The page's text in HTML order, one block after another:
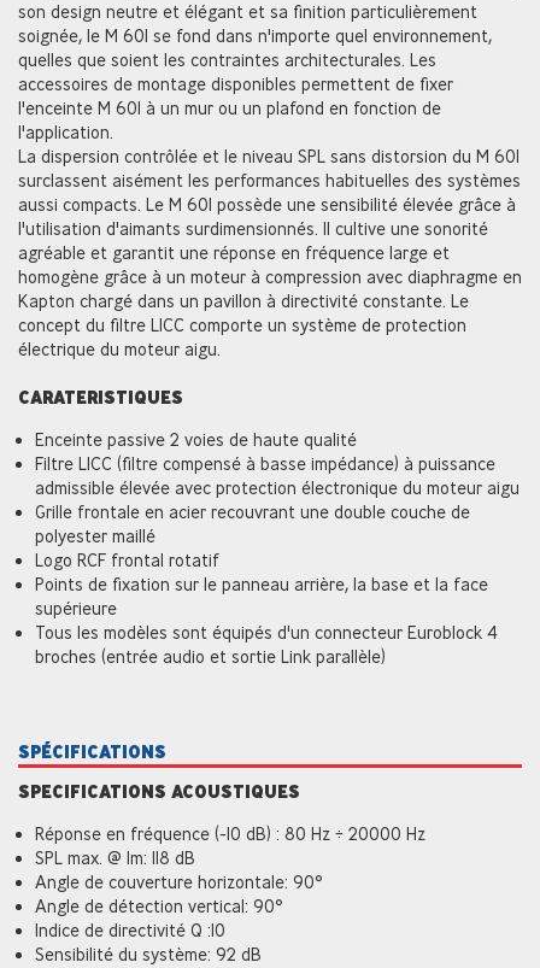
son design neutre et élégant et sa finition particulièrement
soignée, le M 601 se fond dans n'importe quel environnement,
quelles que soient les contraintes architecturales. Les
accessoires de montage disponibles permettent de fixer
l'enceinte M 601 à un mur ou un plafond en fonction de
l'application.
La dispersion contrôlée et le niveau SPL sans distorsion du M 601
surclassent aisément les performances habituelles des systèmes
aussi compacts. Le M 601 possède une sensibilité élevée grâce à
l'utilisation d'aimants surdimensionnés. Il cultive une sonorité
agréable et garantit une réponse en fréquence large et
homogène grâce à un moteur à compression avec diaphragme en
Kapton chargé dans un pavillon à directivité constante. Le
concept du filtre LICC comporte un système de protection
électrique du moteur aigu.
CARATERISTIQUES
Enceinte passive 2 voies de haute qualité
Filtre LICC (filtre compensé à basse impédance) à puissance
admissible élevée avec protection électronique du moteur aigu
Grille frontale en acier recouvrant une double couche de
polyester maillé
Logo RCF frontal rotatif
Points de fixation sur le panneau arrière, la base et la face
supérieure
Tous les modèles sont équipés d'un connecteur Euroblock 4
broches (entrée audio et sortie Link parallèle)
SPÉCIFICATIONS
SPECIFICATIONS ACOUSTIQUES
Réponse en fréquence (-10 dB) : 80 Hz ÷ 20000 Hz
SPL max. @ 1m: 118 dB
Angle de couverture horizontale: 90°
Angle de détection vertical: 90°
Indice de directivité Q :10
Sensibilité du système: 92 dB